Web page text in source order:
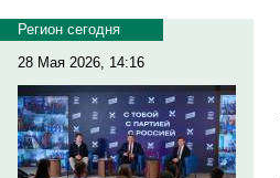
Регион сегодня
28 Мая 2026, 14:16